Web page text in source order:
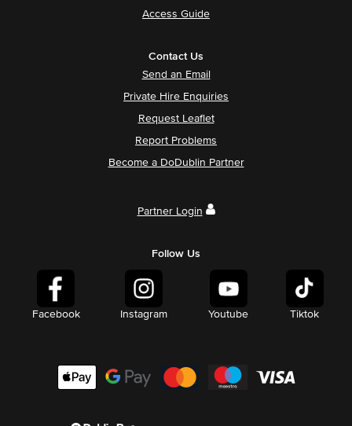
Access Guide
Contact Us
Send an Email
Private Hire Enquiries
Request Leaflet
Report Problems
Become a DoDublin Partner
Partner Login
Follow Us
Facebook Instagram Youtube Tiktok